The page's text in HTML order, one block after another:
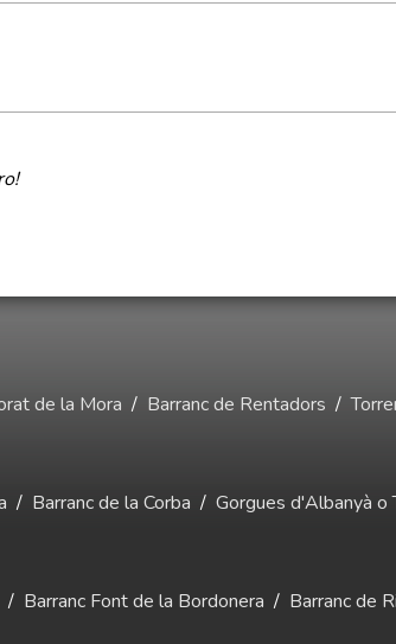
de la Mora / Barranc de Rentadors /
/ Barranc de la Corba / Gorgues d'Albanyà o
/ Barranc Font de la Bordonera / Barranc de